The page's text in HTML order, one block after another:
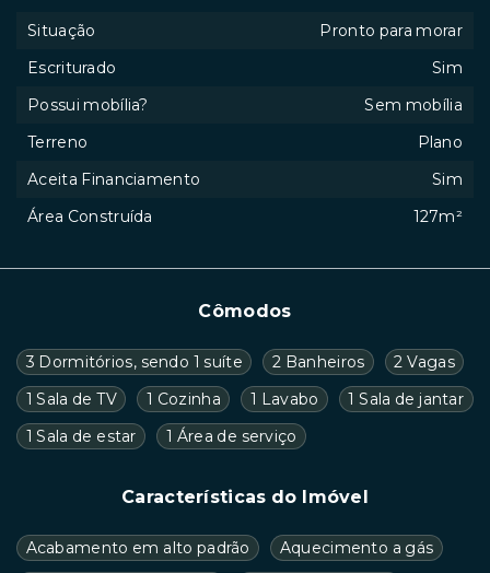
Cômodos
3 Dormitórios, sendo 1 suíte 2 Banheiros
2 Vagas
1 Sala de TV
1 Cozinha 1 Lavabo
1 Sala de jantar
1 Sala de estar
1 Área de serviço
Características do Imóvel
Acabamento em alto padrão
Aquecimento a gás
Situação
Pronto para morar
Escriturado
Sim
Possui mobília?
Sem mobília
Terreno
Plano
Aceita Financiamento
Sim
Área Construída
127m²